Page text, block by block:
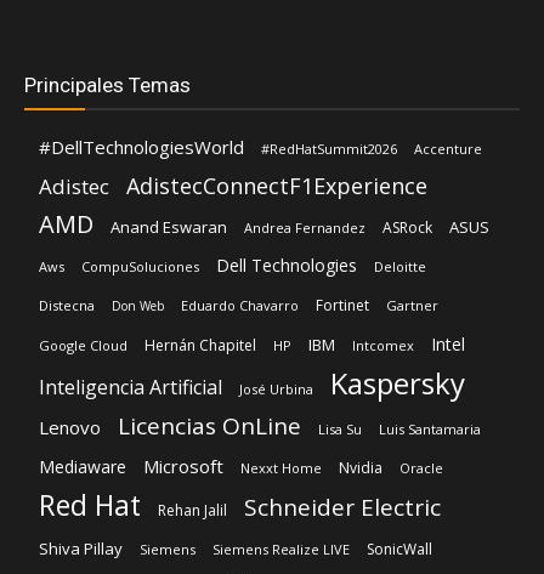
Principales Temas
#DellTechnologiesWorld #RedHatSummit2026 Accenture
Adistec AdistecConnectF1Experience
AMD Anand Eswaran Andrea Fernandez ASRock ASUS
Aws CompuSoluciones Dell Technologies Deloitte
Distecna Don Web Eduardo Chavarro Fortinet Gartner
Google Cloud Hernán Chapitel HP IBM Intcomex Intel
Inteligencia Artificial José Urbina Kaspersky
Lenovo Licencias OnLine Lisa Su Luis Santamaria
Mediaware Microsoft Nexxt Home Nvidia Oracle
Red Hat Rehan Jalil Schneider Electric
Shiva Pillay Siemens Siemens Realize LIVE SonicWall